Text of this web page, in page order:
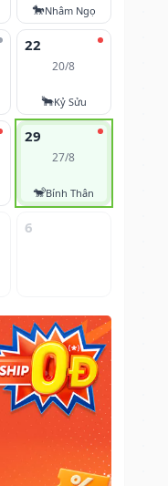
🐎Nhâm Ngọ
22
20/8
🐂Kỷ Sửu
29
27/8
🐒Bính Thân
6